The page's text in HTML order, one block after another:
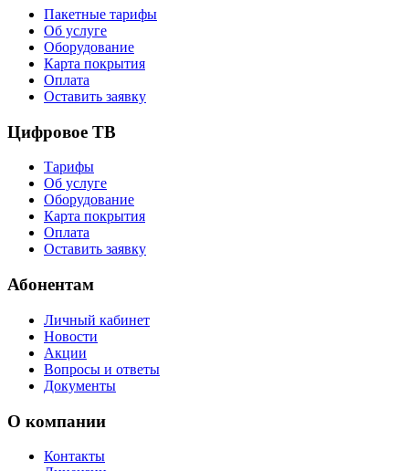
Пакетные тарифы
Об услуге
Оборудование
Карта покрытия
Оплата
Оставить заявку
Цифровое ТВ
Тарифы
Об услуге
Оборудование
Карта покрытия
Оплата
Оставить заявку
Абонентам
Личный кабинет
Новости
Акции
Вопросы и ответы
Документы
О компании
Контакты